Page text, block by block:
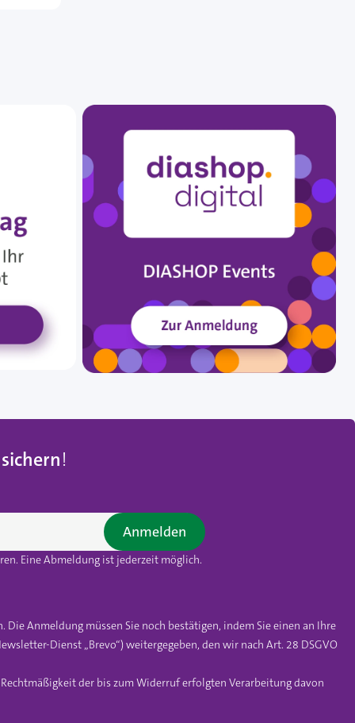
!
Eine Abmeldung ist jederzeit möglich.
Anmelden
Anmeldung müssen Sie noch bestätigen, indem Sie einen an Ihre
Dienst „Brevo“) weitergegeben, den wir nach Art. 28 DSGVO
der bis zum Widerruf erfolgten Verarbeitung davon